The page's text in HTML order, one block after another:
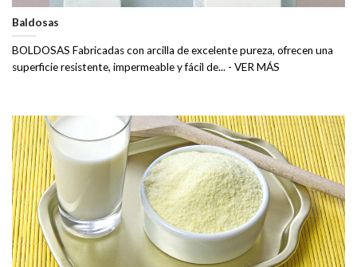
Baldosas
BOLDOSAS Fabricadas con arcilla de excelente pureza, ofrecen una
superficie resistente, impermeable y fácil de... - VER MÁS